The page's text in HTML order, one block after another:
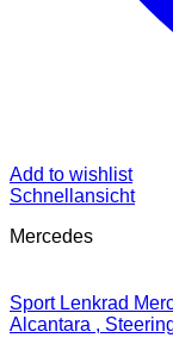
Add to wishlist
Schnellansicht
Mercedes
Sport Lenkrad
Alcantara ,